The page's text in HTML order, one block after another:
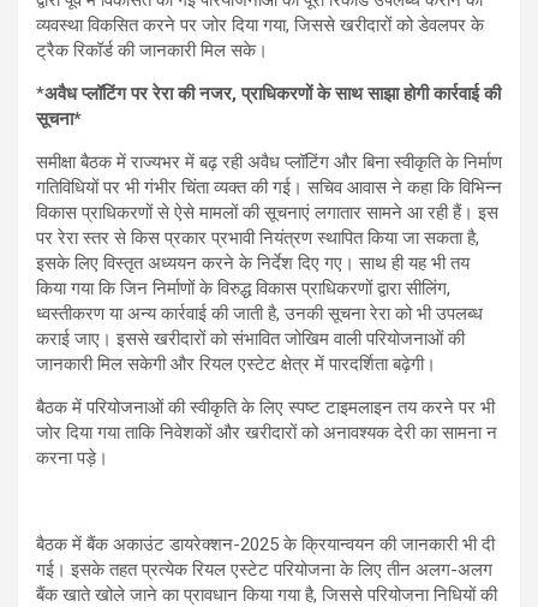
व्यवस्था विकसित करने पर जोर दिया गया, जिससे खरीदारों को डेवलपर के
ट्रैक रिकॉर्ड की जानकारी मिल सके।
*अवैध प्लॉटिंग पर रेरा की नजर, प्राधिकरणों के साथ साझा होगी कार्रवाई की
सूचना*
समीक्षा बैठक में राज्यभर में बढ़ रही अवैध प्लॉटिंग और बिना स्वीकृति के निर्माण
गतिविधियों पर भी गंभीर चिंता व्यक्त की गई। सचिव आवास ने कहा कि विभिन्न
विकास प्राधिकरणों से ऐसे मामलों की सूचनाएं लगातार सामने आ रही हैं। इस
पर रेरा स्तर से किस प्रकार प्रभावी नियंत्रण स्थापित किया जा सकता है,
इसके लिए विस्तृत अध्ययन करने के निर्देश दिए गए। साथ ही यह भी तय
किया गया कि जिन निर्माणों के विरुद्ध विकास प्राधिकरणों द्वारा सीलिंग,
ध्वस्तीकरण या अन्य कार्रवाई की जाती है, उनकी सूचना रेरा को भी उपलब्ध
कराई जाए। इससे खरीदारों को संभावित जोखिम वाली परियोजनाओं की
जानकारी मिल सकेगी और रियल एस्टेट क्षेत्र में पारदर्शिता बढ़ेगी।
बैठक में परियोजनाओं की स्वीकृति के लिए स्पष्ट टाइमलाइन तय करने पर भी
जोर दिया गया ताकि निवेशकों और खरीदारों को अनावश्यक देरी का सामना न
करना पड़े।
बैठक में बैंक अकाउंट डायरेक्शन-2025 के क्रियान्वयन की जानकारी भी दी
गई। इसके तहत प्रत्येक रियल एस्टेट परियोजना के लिए तीन अलग-अलग
बैंक खाते खोले जाने का प्रावधान किया गया है, जिससे परियोजना निधियों की